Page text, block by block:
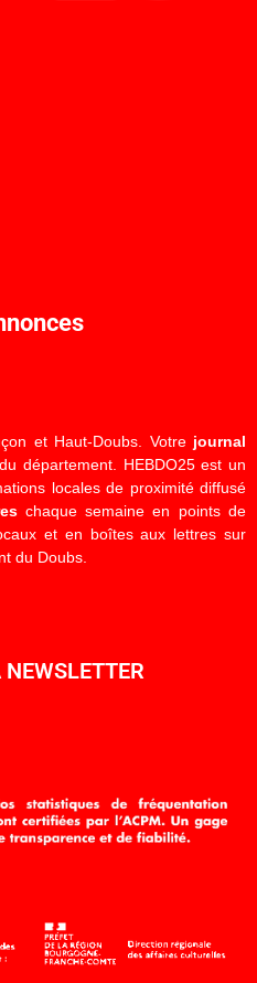
et Haut-Doubs. Votre journal
département. HEBDO25 est un
locales de proximité diffusé
chaque semaine en points de
et en boîtes aux lettres sur
du Doubs.